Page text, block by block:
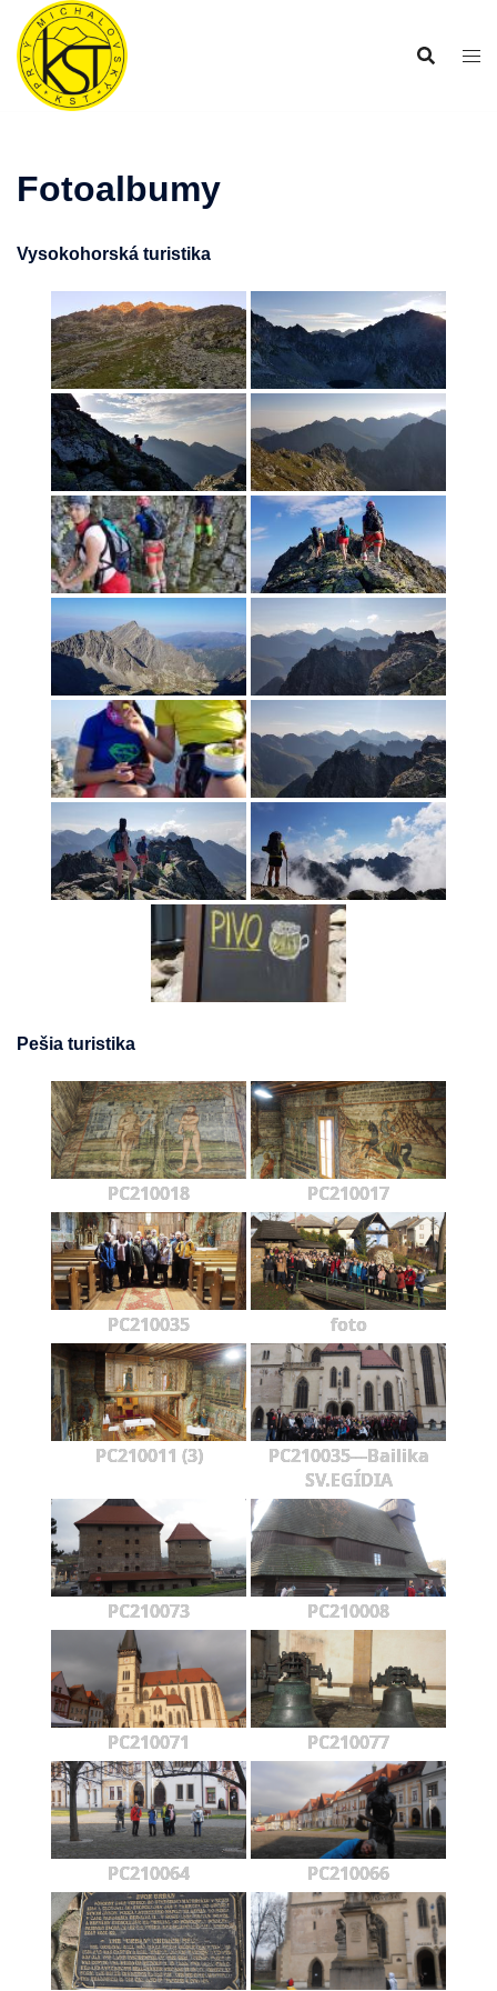
Preskočiť
obsah
Fotoalbumy
Vysokohorská turistika
Pešia turistika
PC210018 PC210017
PC210035 foto
PC210011 (3)
PC210035---Bailika
SV.EGÍDIA
PC210073 PC210008
PC210071 PC210077
PC210064 PC210066